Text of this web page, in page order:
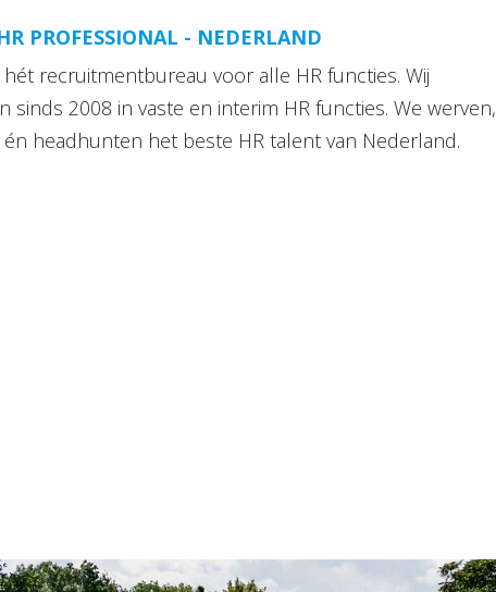
PROFESSIONAL - NEDERLAND
hét recruitmentbureau voor alle HR functies. Wij
sinds 2008 in vaste en interim HR functies. We werven,
headhunten het beste HR talent van Nederland.